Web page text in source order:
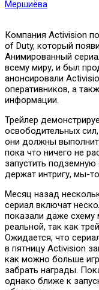
Мершиёва
Компания Activision
of Duty, который
Анимированный
всему миру, и был
анонсировали
оперативников, а
информации.
Трейлер
освободительных
они должны
пока что ничего не
запустить подземную
держат интригу, мы-
Месяц назад
сериал включат
показали даже схему
реальной, так как
Ожидается, что
в пятницу Activision
как можно больше
забрать награды.
однако ближе к